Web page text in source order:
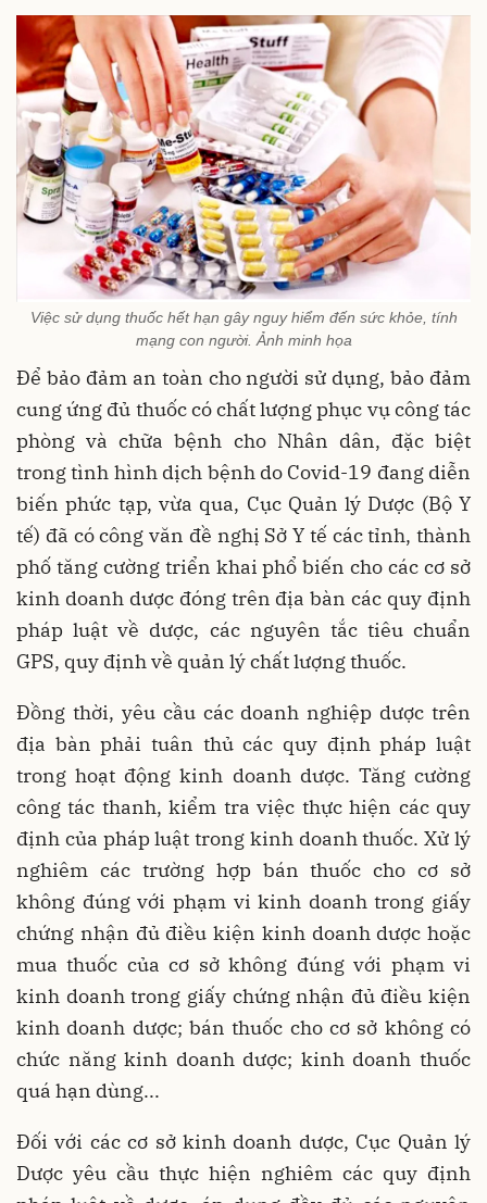
Việc sử dụng thuốc hết hạn gây nguy hiểm đến sức khỏe, tính
mạng con người. Ảnh minh họa
Để bảo đảm an toàn cho người sử dụng, bảo đảm
cung ứng đủ thuốc có chất lượng phục vụ công tác
phòng và chữa bệnh cho Nhân dân, đặc biệt
trong tình hình dịch bệnh do Covid-19 đang diễn
biến phức tạp, vừa qua, Cục Quản lý Dược (Bộ Y
tế) đã có công văn đề nghị Sở Y tế các tỉnh, thành
phố tăng cường triển khai phổ biến cho các cơ sở
kinh doanh dược đóng trên địa bàn các quy định
pháp luật về dược, các nguyên tắc tiêu chuẩn
GPS, quy định về quản lý chất lượng thuốc.
Đồng thời, yêu cầu các doanh nghiệp dược trên
địa bàn phải tuân thủ các quy định pháp luật
trong hoạt động kinh doanh dược. Tăng cường
công tác thanh, kiểm tra việc thực hiện các quy
định của pháp luật trong kinh doanh thuốc. Xử lý
nghiêm các trường hợp bán thuốc cho cơ sở
không đúng với phạm vi kinh doanh trong giấy
chứng nhận đủ điều kiện kinh doanh dược hoặc
mua thuốc của cơ sở không đúng với phạm vi
kinh doanh trong giấy chứng nhận đủ điều kiện
kinh doanh dược; bán thuốc cho cơ sở không có
chức năng kinh doanh dược; kinh doanh thuốc
quá hạn dùng...
Đối với các cơ sở kinh doanh dược, Cục Quản lý
Dược yêu cầu thực hiện nghiêm các quy định